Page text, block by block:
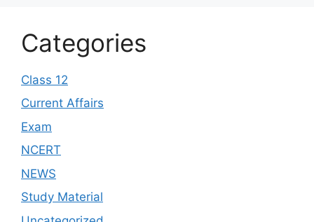
Categories
Class 12
Current Affairs
Exam
NCERT
NEWS
Study Material